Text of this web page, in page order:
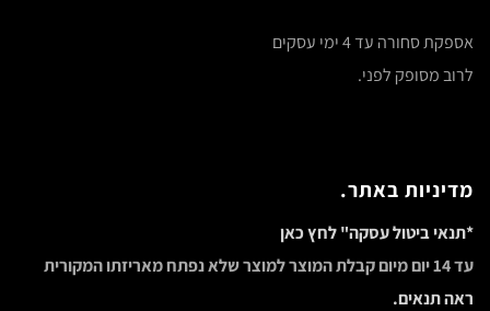
אספקת סחורה עד 4 ימי עסקים
לרוב מסופק לפני.
מדיניות באתר.
*תנאי ביטול עסקה" לחץ כאן
עד 14 יום מיום קבלת המוצר למוצר שלא נפתח מאריזתו המקורית
ראה תנאים.